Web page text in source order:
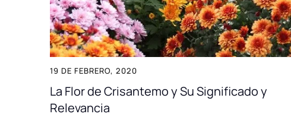
19 DE FEBRERO, 2020
La Flor de Crisantemo y Su Significado y
Relevancia